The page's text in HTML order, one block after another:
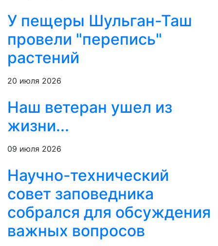
У пещеры Шульган-Таш
провели "перепись"
растений
20 июля 2026
Наш ветеран ушел из
жизни...
09 июля 2026
Научно-технический
совет заповедника
собрался для обсуждения
важных вопросов